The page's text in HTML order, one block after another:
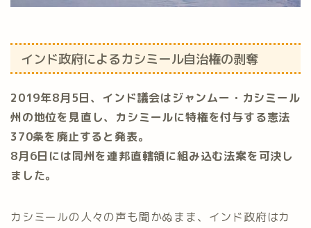
インド政府によるカシミール自治権の剥奪
2019年8月5日、インド議会はジャンムー・カシミール
州の地位を見直し、カシミールに特権を付与する憲法
370条を廃止すると発表。
8月6日には同州を連邦直轄領に組み込む法案を可決し
ました。
カシミールの人々の声も聞かぬまま、インド政府はカ